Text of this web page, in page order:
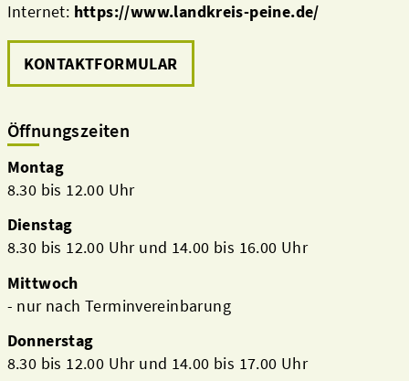
Internet: https://www.landkreis-peine.de/
KONTAKTFORMULAR
Öffnungszeiten
Montag
8.30 bis 12.00 Uhr
Dienstag
8.30 bis 12.00 Uhr und 14.00 bis 16.00 Uhr
Mittwoch
- nur nach Terminvereinbarung
Donnerstag
8.30 bis 12.00 Uhr und 14.00 bis 17.00 Uhr